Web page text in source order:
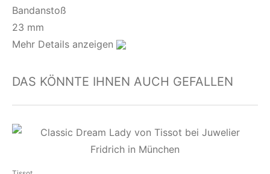
Bandanstoß
23 mm
Mehr Details anzeigen
DAS KÖNNTE IHNEN AUCH GEFALLEN